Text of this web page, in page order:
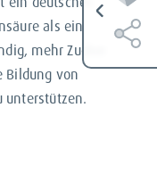
als ein
mehr Zucker
Bildung von
unterstützen.